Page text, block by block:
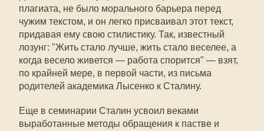
плагиата, не было морального барьера перед
чужим текстом, и он легко присваивал этот текст,
придавая ему свою стилистику. Так, известный
лозунг: "Жить стало лучше, жить стало веселее, а
когда весело живется — работа спорится" — взят,
по крайней мере, в первой части, из письма
родителей академика Лысенко к Сталину.
Еще в семинарии Сталин усвоил веками
выработанные методы обращения к пастве и